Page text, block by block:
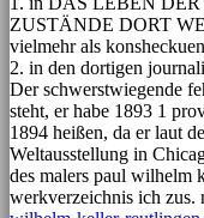
ZUSTÄNDE DORT
vielmehr als
2. in den dortigen
Der schwerstwiegende
steht, er habe 1893 1
1894 heißen, da er laut
Weltausstellung in
des malers paul wilhelm
werkverzeichnis ich zus.